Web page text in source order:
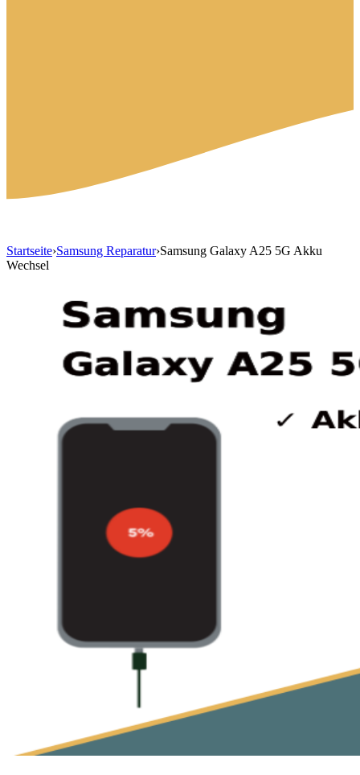
Startseite›Samsung Reparatur›Samsung Galaxy A25 5G Akku
Wechsel